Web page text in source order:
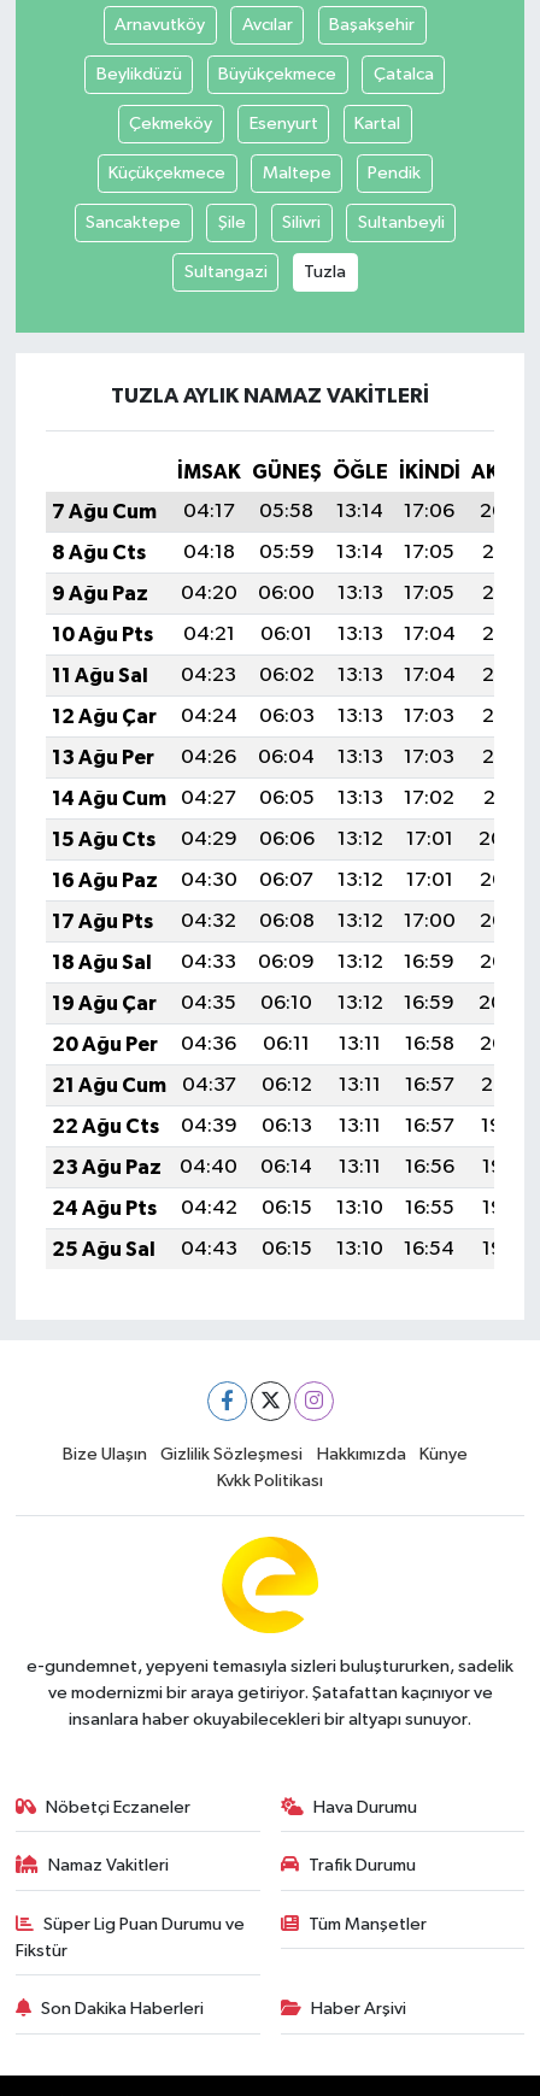
Arnavutköy Avcılar Başakşehir
Beylikdüzü Büyükçekmece Çatalca
Çekmeköy Esenyurt Kartal
Küçükçekmece Maltepe Pendik
Sancaktepe Şile Silivri Sultanbeyli
Sultangazi Tuzla
TUZLA AYLIK NAMAZ VAKITLERI
İMSAK GÜNEŞ ÖĞLE İKINDI
7 Ağu Cum
04:17 05:58 13:14 17:06
20:20
8 Ağu Cts
04:18 05:59 13:14 17:05
20:18
9 Ağu Paz
04:20 06:00 13:13 17:05
20:17
10 Ağu Pts
04:21 06:01 13:13 17:04
20:16
11 Ağu Sal
04:23 06:02 13:13 17:04
20:15
12 Ağu Çar
04:24 06:03 13:13 17:03
20:13
13 Ağu Per
04:26 06:04 13:13 17:03
20:12
14 Ağu Cum
04:27 06:05 13:13 17:02
20:11
15 Ağu Cts
04:29 06:06 13:12 17:01
20:09
16 Ağu Paz
04:30 06:07 13:12 17:01
20:08
17 Ağu Pts
04:32 06:08 13:12 17:00
20:06
18 Ağu Sal
04:33 06:09 13:12 16:59
20:05
19 Ağu Çar
04:35 06:10 13:12 16:59
20:04
20 Ağu Per
04:36 06:11 13:11 16:58
20:02
21 Ağu Cum
04:37 06:12 13:11 16:57
20:01
22 Ağu Cts
04:39 06:13 13:11 16:57
19:59
23 Ağu Paz
04:40 06:14 13:11 16:56
19:58
24 Ağu Pts
04:42 06:15 13:10 16:55
19:56
25 Ağu Sal
04:43 06:15 13:10 16:54 19:55
Bize Ulaşın Gizlilik Sözleşmesi Hakkımızda
Künye
Kvkk Politikası
e-gundemnet, yepyeni temasıyla sizleri buluştururken, sadelik
ve modernizmi bir araya getiriyor. Şatafattan kaçınıyor ve
insanlara haber okuyabilecekleri bir altyapı sunuyor.
Nöbetçi Eczaneler Hava Durumu
Namaz Vakitleri Trafik Durumu
Süper Lig Puan Durumu ve
Fikstür
Tüm Manşetler
Son Dakika Haberleri Haber Arşivi